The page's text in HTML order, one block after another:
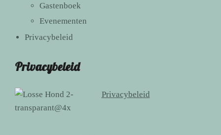
Gastenboek
Evenementen
Privacybeleid
Privacybeleid
Privacybeleid